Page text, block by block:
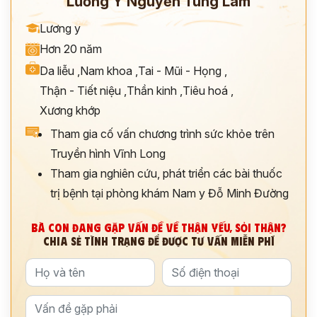
Lương y
Hơn 20 năm
Da liễu ,Nam khoa ,Tai - Mũi - Họng ,
Thận - Tiết niệu ,Thần kinh ,Tiêu hoá ,
Xương khớp
Tham gia cố vấn chương trình sức khỏe trên
Truyền hình Vĩnh Long
Tham gia nghiên cứu, phát triển các bài thuốc
trị bệnh tại phòng khám Nam y Đỗ Minh Đường
BÀ CON ĐANG GẶP VẤN ĐỀ VỀ THẬN YẾU, SỎI THẬN?
CHIA SẺ TÌNH TRẠNG ĐỂ ĐƯỢC TƯ VẤN MIỄN PHÍ